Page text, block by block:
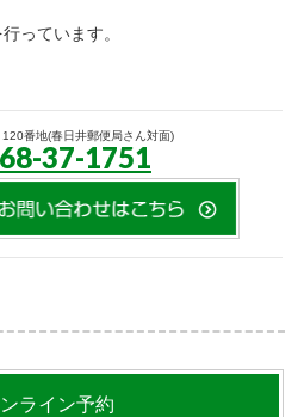
っています。
番地(春日井郵便局さん対面)
37-1751
ライン予約